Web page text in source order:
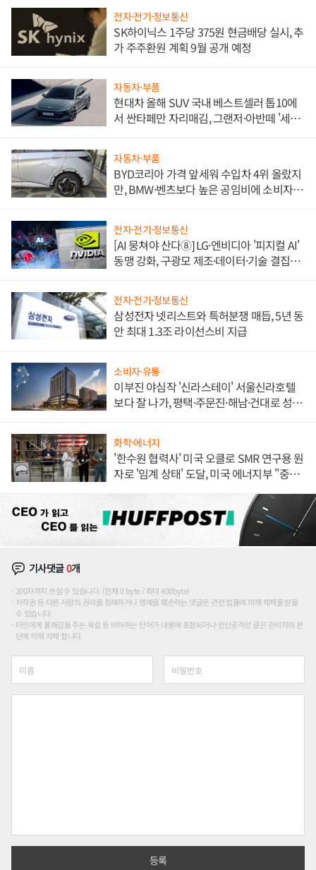
전자·전기·정보통신
SK하이닉스 1주당 375원 현금배당 실시, 추
가 주주환원 계획 9월 공개 예정
자동차·부품
현대차 올해 SUV 국내 베스트셀러 톱10에
서 싼타페만 자리매김, 그랜저·아반떼 '세단
자동차·부품
BYD코리아 가격 앞세워 수입차 4위 올랐지
만, BMW·벤츠보다 높은 공임비에 소비자
전자·전기·정보통신
[AI 뭉쳐야 산다⑧] LG·엔비디아 '피지컬 AI'
동맹 강화, 구광모 제조·데이터·기술 결집
전자·전기·정보통신
삼성전자 넷리스트와 특허분쟁 매듭, 5년 동
안 최대 1.3조 라이선스비 지급
소비자·유통
이부진 야심작 '신라스테이' 서울신라호텔
보다 잘 나가, 평택·주문진·해남·건대로 성
화학·에너지
'한수원 협력사' 미국 오클로 SMR 연구용 원
자로 '임계 상태' 도달, 미국 에너지부 "중요
기사댓글0개
200자까지 쓰실 수 있습니다. (현재 0 byte / 최대 400byte)
저작권 등 다른 사람의 권리를 침해하거나 명예를 훼손하는 댓글은 관련 법률에 의해 제재를 받을
수 있습니다.
타인에게 불쾌감을 주는 욕설 등 비하하는 단어가 내용에 포함되거나 인신공격성 글은 관리자의 판
단에 의해 삭제 합니다.